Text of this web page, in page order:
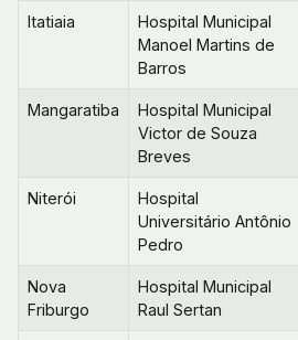
Itatiaia
Hospital Municipal
Manoel Martins de
Barros
Mangaratiba
Hospital Municipal
Victor de Souza
Breves
Niterói
Hospital
Universitário Antônio
Pedro
Nova
Friburgo
Hospital Municipal
Raul Sertan